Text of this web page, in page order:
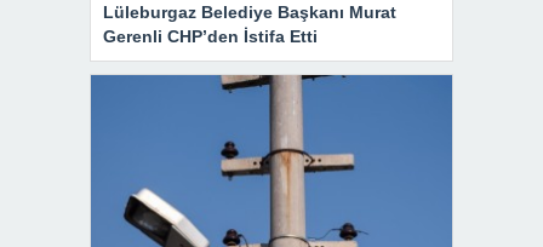
Lüleburgaz Belediye Başkanı Murat
Gerenli CHP’den İstifa Etti